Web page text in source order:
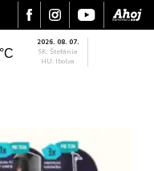
2026. 08. 07.
SK: Štefánia
HU: Ibolya